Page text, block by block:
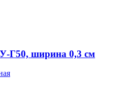
Г50, ширина 0,3 см